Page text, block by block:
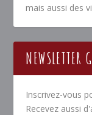
mais aussi des
NEWSLETTER
Inscrivez-vous
Recevez aussi